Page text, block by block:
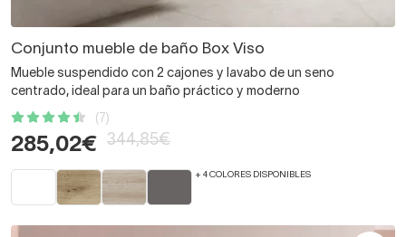
Conjunto mueble de baño Box Viso
Mueble suspendido con 2 cajones y lavabo de un seno
centrado, ideal para un baño práctico y moderno
(7)
285,02€ 344,85€
+ 4 COLORES DISPONIBLES